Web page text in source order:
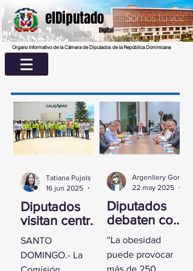
elDiputado
Digital
Organo Informativo de la Cámara de Diputados de la República Dominicana
Diputados
visitan centro
UASD La
Romana para
conocer
SANTO
DOMINGO.- La
Tatiana Pujols
16 jun 2025
Diputados
debaten con
experta
sobre la
obesidad
“La obesidad
puede provocar
más de 250
22 may 2025